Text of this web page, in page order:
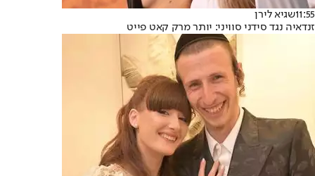
11:55שגיא לירן
זנדאיה נגד סידני סוויני: יותר מרק קאט פייט